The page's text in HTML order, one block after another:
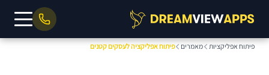
פיתוח אפליקציות מאמרים פיתוח אפליקציה לעסקים קטנים